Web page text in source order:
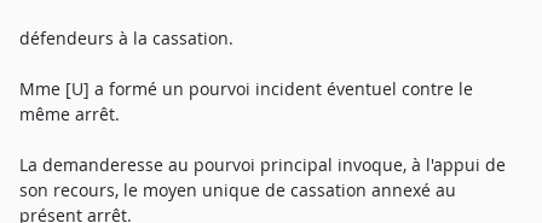
défendeurs à la cassation.
Mme [U] a formé un pourvoi incident éventuel contre le
même arrêt.
La demanderesse au pourvoi principal invoque, à l'appui de
son recours, le moyen unique de cassation annexé au
présent arrêt.